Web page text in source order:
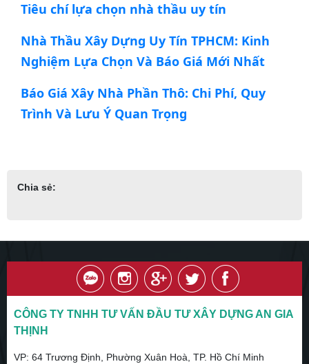
Tiêu chí lựa chọn nhà thầu uy tín
Nhà Thầu Xây Dựng Uy Tín TPHCM: Kinh
Nghiệm Lựa Chọn Và Báo Giá Mới Nhất
Báo Giá Xây Nhà Phần Thô: Chi Phí, Quy
Trình Và Lưu Ý Quan Trọng
Chia sẻ:
CÔNG TY TNHH TƯ VẤN ĐẦU TƯ XÂY DỰNG AN GIA
THỊNH
VP: 64 Trương Định, Phường Xuân Hoà, TP. Hồ Chí Minh